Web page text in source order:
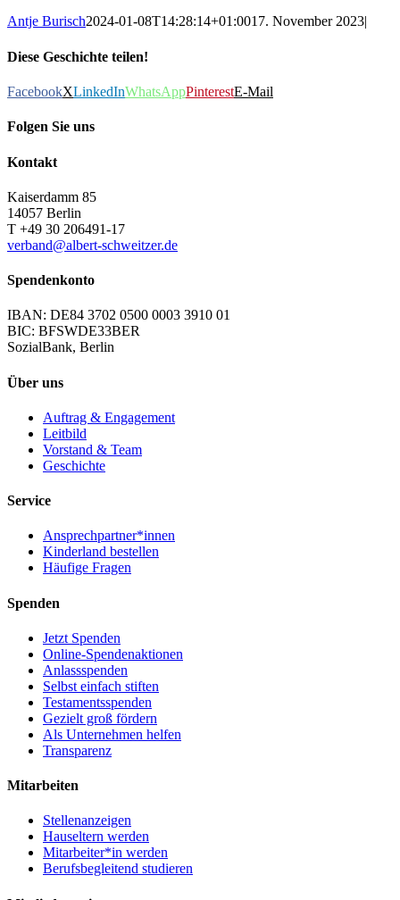
Antje Burisch2024-01-08T14:28:14+01:0017. November 2023|
Diese Geschichte teilen!
FacebookXLinkedInWhatsAppPinterestE-Mail
Folgen Sie uns
Kontakt
Kaiserdamm 85
14057 Berlin
T +49 30 206491-17
verband@albert-schweitzer.de
Spendenkonto
IBAN: DE84 3702 0500 0003 3910 01
BIC: BFSWDE33BER
SozialBank, Berlin
Über uns
Auftrag & Engagement
Leitbild
Vorstand & Team
Geschichte
Service
Ansprechpartner*innen
Kinderland bestellen
Häufige Fragen
Spenden
Jetzt Spenden
Online-Spendenaktionen
Anlassspenden
Selbst einfach stiften
Testamentsspenden
Gezielt groß fördern
Als Unternehmen helfen
Transparenz
Mitarbeiten
Stellenanzeigen
Hauseltern werden
Mitarbeiter*in werden
Berufsbegleitend studieren